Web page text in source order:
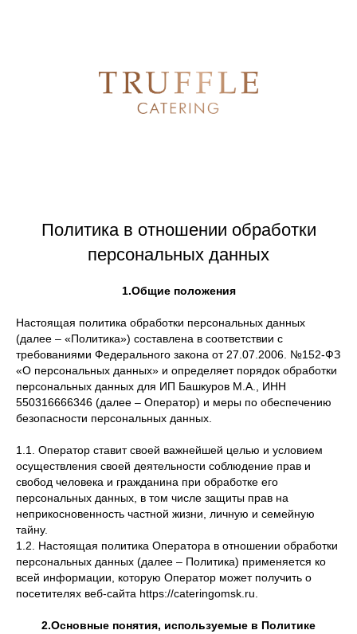
Политика в отношении обработки
персональных данных
1.Общие положения
Настоящая политика обработки персональных данных
(далее – «Политика») составлена в соответствии с
требованиями Федерального закона от 27.07.2006. №152-ФЗ
«О персональных данных» и определяет порядок обработки
персональных данных для ИП Башкуров М.А., ИНН
550316666346 (далее – Оператор) и меры по обеспечению
безопасности персональных данных.
1.1. Оператор ставит своей важнейшей целью и условием
осуществления своей деятельности соблюдение прав и
свобод человека и гражданина при обработке его
персональных данных, в том числе защиты прав на
неприкосновенность частной жизни, личную и семейную
тайну.
1.2. Настоящая политика Оператора в отношении обработки
персональных данных (далее – Политика) применяется ко
всей информации, которую Оператор может получить о
посетителях веб-сайта https://cateringomsk.ru.
2.Основные понятия, используемые в Политике